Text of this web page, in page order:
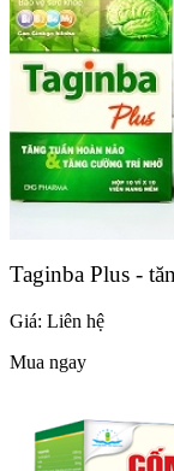
Taginba Plus -
Giá: Liên hệ
Mua ngay